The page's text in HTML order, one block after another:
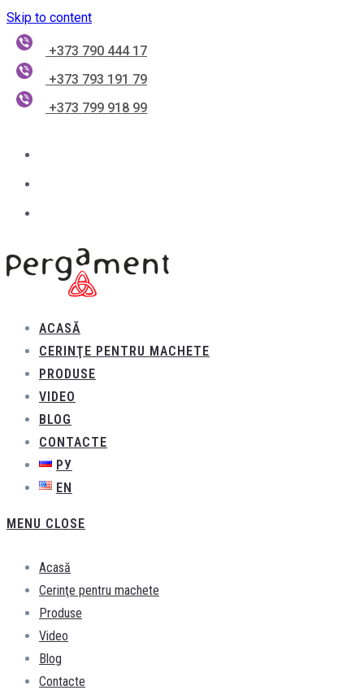
Skip to content
+373 790 444 17
+373 793 191 79
+373 799 918 99
ACASĂ
CERINŢE PENTRU MACHETE
PRODUSE
VIDEO
BLOG
CONTACTE
РУ
EN
MENU CLOSE
Acasă
Cerinţe pentru machete
Produse
Video
Blog
Contacte